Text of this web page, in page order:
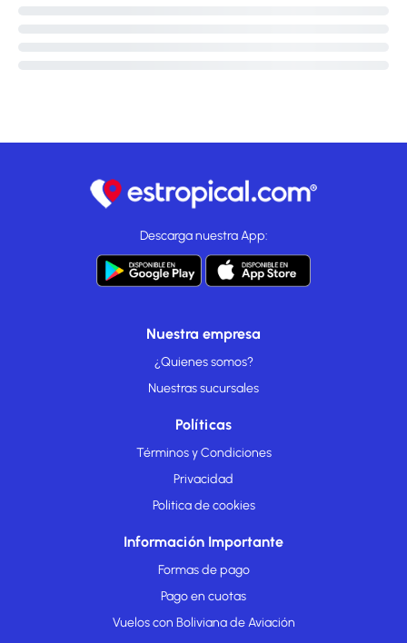
Descarga nuestra App:
Nuestra empresa
¿Quienes somos?
Nuestras sucursales
Políticas
Términos y Condiciones
Privacidad
Politica de cookies
Información Importante
Formas de pago
Pago en cuotas
Vuelos con Boliviana de Aviación